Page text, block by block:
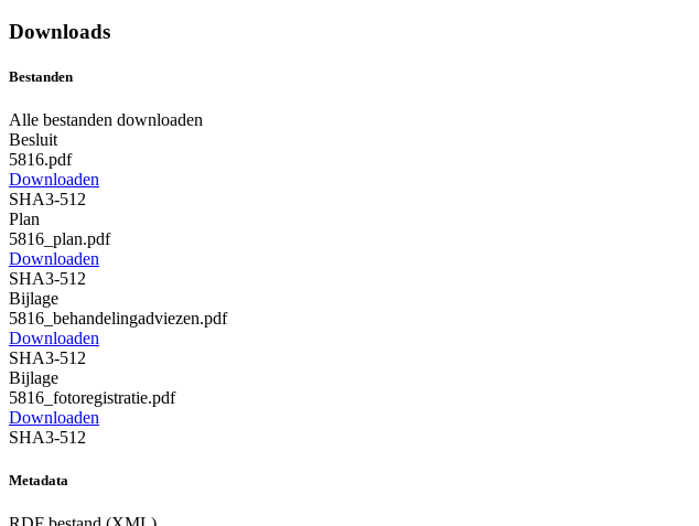
Downloads
Bestanden
Alle bestanden downloaden
Besluit
5816.pdf
Downloaden
SHA3-512
Plan
5816_plan.pdf
Downloaden
SHA3-512
Bijlage
5816_behandelingadviezen.pdf
Downloaden
SHA3-512
Bijlage
5816_fotoregistratie.pdf
Downloaden
SHA3-512
Metadata